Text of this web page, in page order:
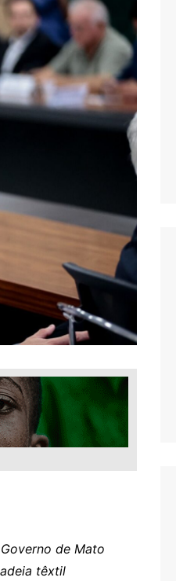
de Mato
têxtil